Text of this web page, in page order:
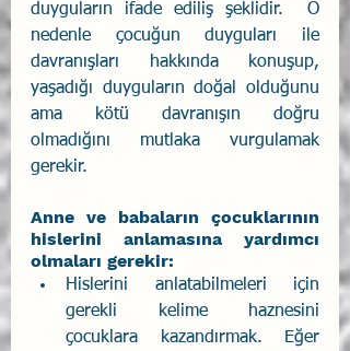
duyguların ifade ediliş şeklidir.  O
nedenle çocuğun duyguları ile
davranışları hakkında konuşup,
yaşadığı duyguların doğal olduğunu
ama kötü davranışın doğru
olmadığını mutlaka vurgulamak
gerekir.
Anne ve babaların çocuklarının
hislerini anlamasına yardımcı
olmaları gerekir:
Hislerini anlatabilmeleri için
gerekli kelime haznesini
çocuklara kazandırmak. Eğer